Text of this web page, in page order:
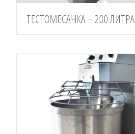
ТЕСТОМЕСАЧКА – 200 ЛИТРА